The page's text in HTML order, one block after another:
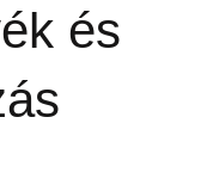
és